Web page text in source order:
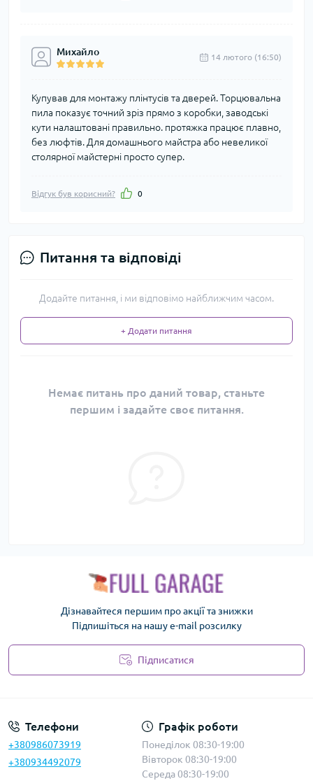
Михайло 14 лютого (16:50)
Купував для монтажу плінтусів та дверей. Торцювальна
пила показує точний зріз прямо з коробки, заводські
кути налаштовані правильно. протяжка працює плавно,
без люфтів. Для домашнього майстра або невеликої
столярної майстерні просто супер.
Відгук був корисний? 0
Питання та відповіді
Додайте питання, і ми відповімо найближчим часом.
+ Додати питання
Немає питань про даний товар, станьте
першим і задайте своє питання.
Дізнавайтеся першим про акції та знижки
Підпишіться на нашу e-mail розсилку
Підписатися
Телефони
+380986073919
+380934492079
Графік роботи
Понеділок 08:30-19:00
Вівторок 08:30-19:00
Середа 08:30-19:00